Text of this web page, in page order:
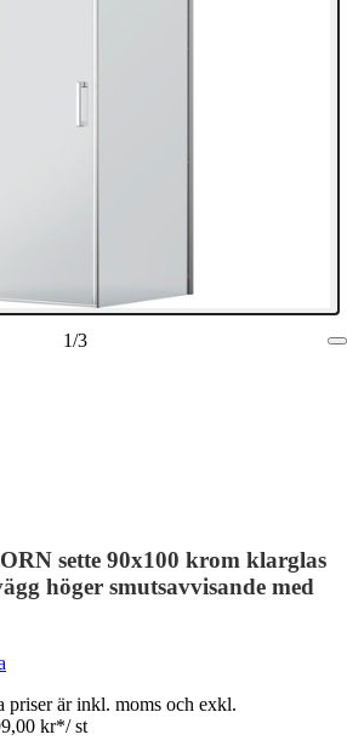
1/3
sette 90x100 krom klarglas
höger smutsavvisande med
är inkl. moms och exkl.
kr*/ st